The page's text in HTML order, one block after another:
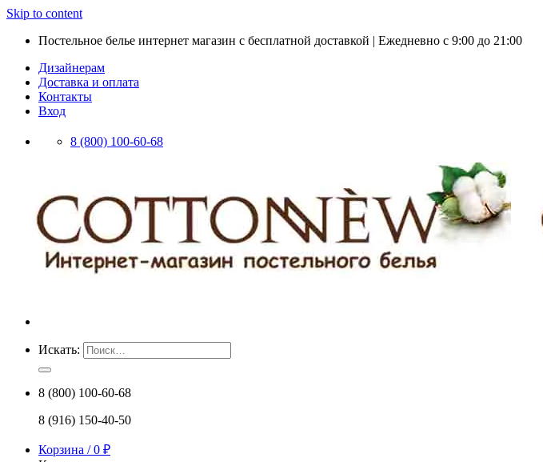
Skip to content
Постельное белье интернет магазин с бесплатной доставкой | Ежедневно с 9:00 до 21:00
Дизайнерам
Доставка и оплата
Контакты
Вход
8 (800) 100-60-68
Искать:
8 (800) 100-60-68
8 (916) 150-40-50
Корзина /0 ₽